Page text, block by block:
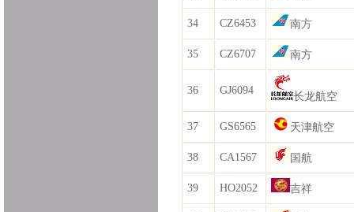
34 CZ6453 南方
35 CZ6707 南方
36 GJ6094
长龙航空
37 GS6565 天津航空
38 CA1567 国航
39 HO2052 吉祥